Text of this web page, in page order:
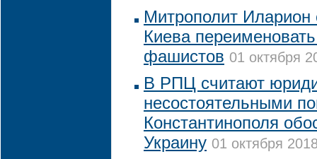
Митрополит
Киева
фашистов 01 октября
В РПЦ считают
несостоятельными
Константинополя
Украину 01 октября